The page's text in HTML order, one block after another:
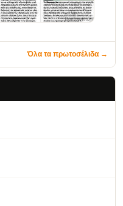
Όλα τα πρωτοσέλιδα →